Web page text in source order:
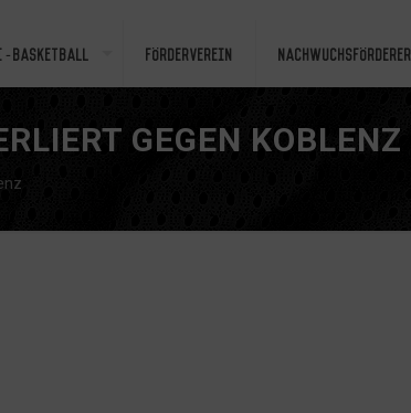
Basketball Förderverein Nachwuchsförderer
GEGEN KOBLENZ